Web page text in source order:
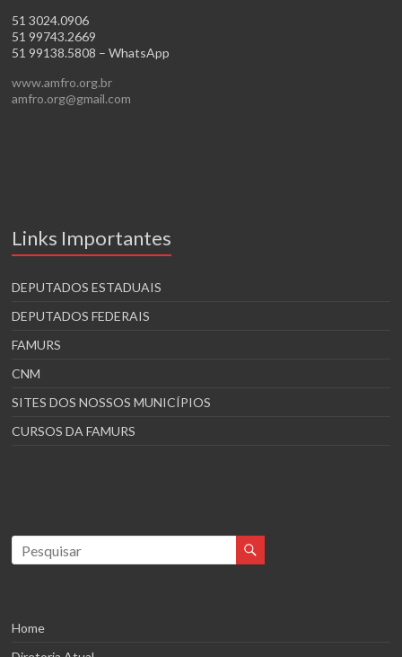
51 3024.0906
51 99743.2669
51 99138.5808 – WhatsApp
www.amfro.org.br
amfro.org@gmail.com
Links Importantes
DEPUTADOS ESTADUAIS
DEPUTADOS FEDERAIS
FAMURS
CNM
SITES DOS NOSSOS MUNICÍPIOS
CURSOS DA FAMURS
Home